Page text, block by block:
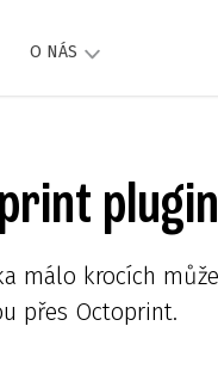
O NÁS
plugin
málo krocích
přes Octoprint.